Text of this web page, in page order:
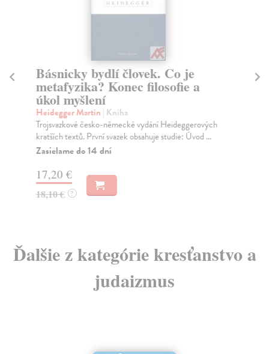
Básnicky bydlí človek. Co je
metafyzika? Konec filosofie a
úkol myšlení
Heidegger Martin | Kniha
Trojsvazkové česko-německé vydání Heideggerových
kratších textů. První svazek obsahuje studie: Úvod ...
Zasielame do 14 dní
17,20 €
18,10 € ?
Ďalšie z kategórie kresťanstvo a
judaizmus